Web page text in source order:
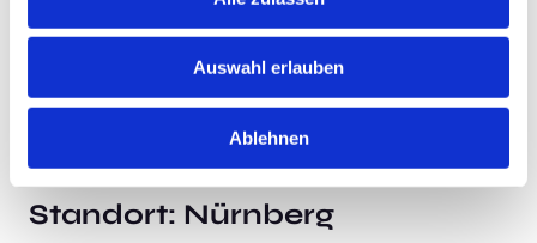
Auswahl erlauben
Ablehnen
Jetzt schnell bewerben
Neu!
Merken
Standort: Nürnberg